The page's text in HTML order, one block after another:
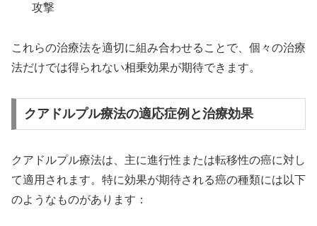
攻撃
これらの治療法を適切に組み合わせることで、個々の治療
法だけでは得られない相乗効果が期待できます。
クアドルプル療法の適応症例と治療効果
クアドルプル療法は、主に進行性または転移性の癌に対し
て適用されます。特に効果が期待される癌の種類には以下
のようなものがあります：